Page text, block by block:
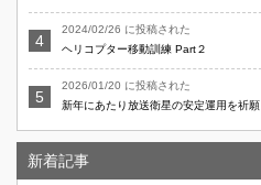
2024/02/26 に投稿された
ヘリコプター移動訓練 Part２
2026/01/20 に投稿された
新年にあたり放送衛星の安定運用を祈願
新着記事